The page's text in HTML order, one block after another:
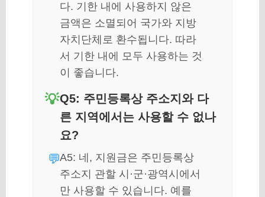
다. 기한 내에 사용하지 않은
금액은 소멸되어 국가와 지방
자치단체로 환수됩니다. 따라
서 기한 내에 모두 사용하는 것
이 좋습니다.
Q5: 주민등록상 주소지와 다
른 지역에서는 사용할 수 없나
요?
A5: 네, 지원금은 주민등록상
주소지 관할 시·군·광역시에서
만 사용할 수 있습니다. 예를